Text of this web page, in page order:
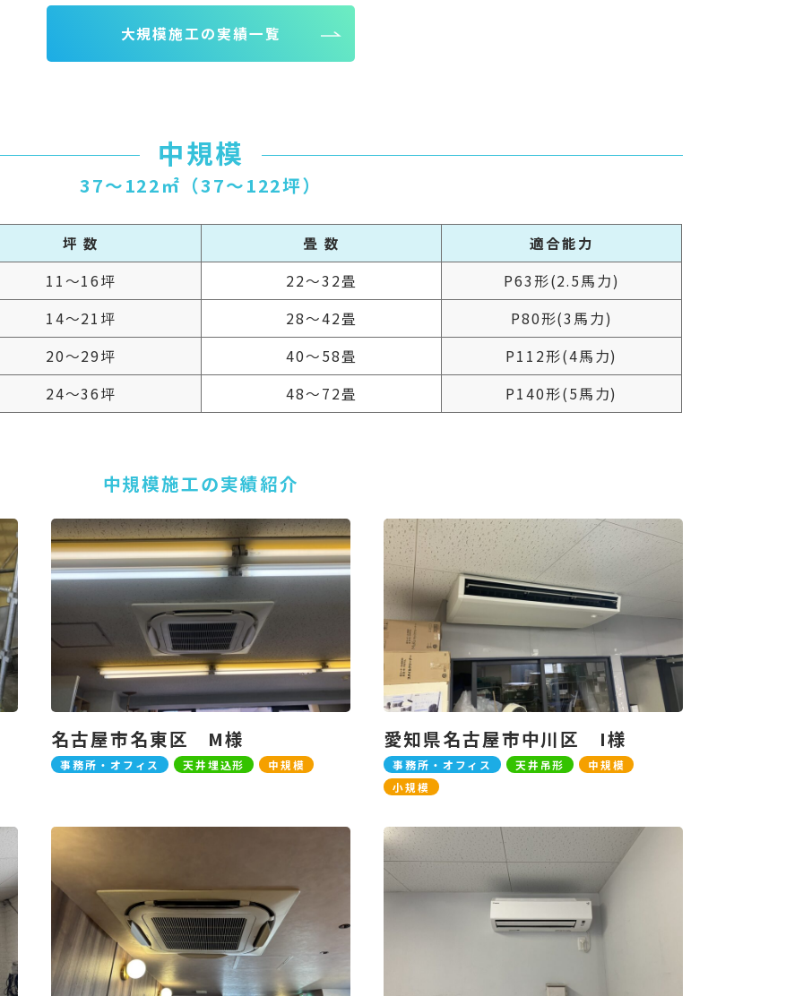
大規模施工の実績一覧
中規模
37〜122㎡（37〜122坪）
坪 数 畳 数
適合能力
11～16坪 22～32畳
P63形(2.5馬力)
14～21坪 28～42畳
P80形(3馬力)
20～29坪 40～58畳
P112形(4馬力)
24～36坪 48～72畳 P140形(5馬力)
中規模施工の実績紹介
名古屋市名東区 M様
事務所・オフィス 天井埋込形 中規模
愛知県名古屋市中川区 I様
事務所・オフィス 天井吊形
中規模
小規模